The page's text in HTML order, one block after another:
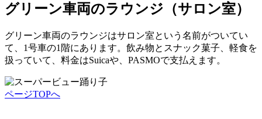
グリーン車両のラウンジ（サロン室）
グリーン車両のラウンジはサロン室という名前がついてい
て、1号車の1階にあります。飲み物とスナック菓子、軽食を
扱っていて、料金はSuicaや、PASMOで支払えます。
ページTOPへ